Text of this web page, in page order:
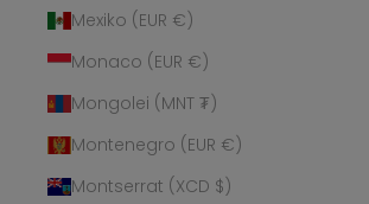
Mexiko (EUR €)
Monaco (EUR €)
Mongolei (MNT ₮)
Montenegro (EUR €)
Montserrat (XCD $)